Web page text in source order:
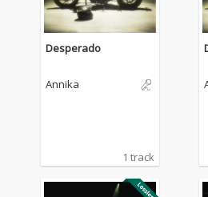
Desperado
Annika
1 track